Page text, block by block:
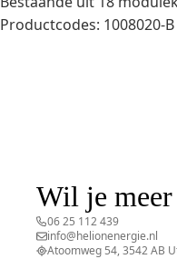
Productcodes: 1008020-
Wil je
06 25 112 439
info@helionenergie.nl
Atoomweg 54, 3542 AB